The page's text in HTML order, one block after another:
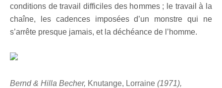
conditions de travail difficiles des hommes ; le travail à la
chaîne, les cadences imposées d’un monstre qui ne
s’arrête presque jamais, et la déchéance de l’homme.
Bernd & Hilla Becher, Knutange, Lorraine (1971),